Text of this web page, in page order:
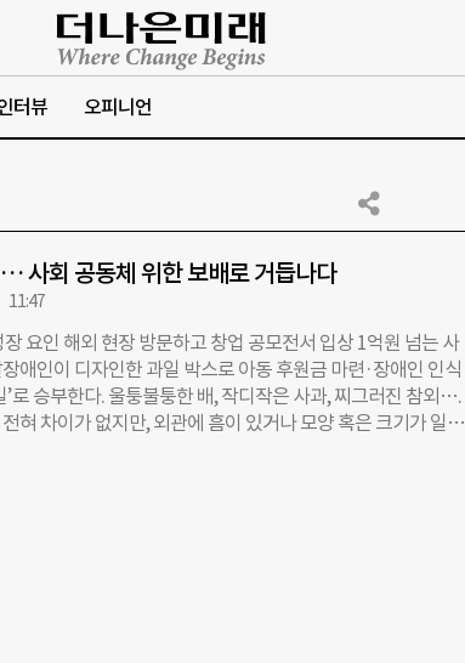
터뷰 오피니언
사회 공동체 위한 보배로 거듭나다
11:47
장 요인 해외 현장 방문하고 창업 공모전서 입상 1억원 넘는 사
애인이 디자인한 과일 박스로 아동 후원금 마련·장애인 인식
’로 승부한다. 울퉁불퉁한 배, 작디작은 사과, 찌그러진 참외….
혀 차이가 없지만, 외관에 흠이 있거나 모양 혹은 크기가 일정